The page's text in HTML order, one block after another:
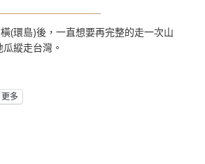
(環島)後，一直想要再完整的走一次山
縱走台灣。
更多